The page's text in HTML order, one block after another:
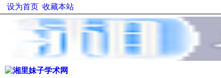
设为首页 收藏本站